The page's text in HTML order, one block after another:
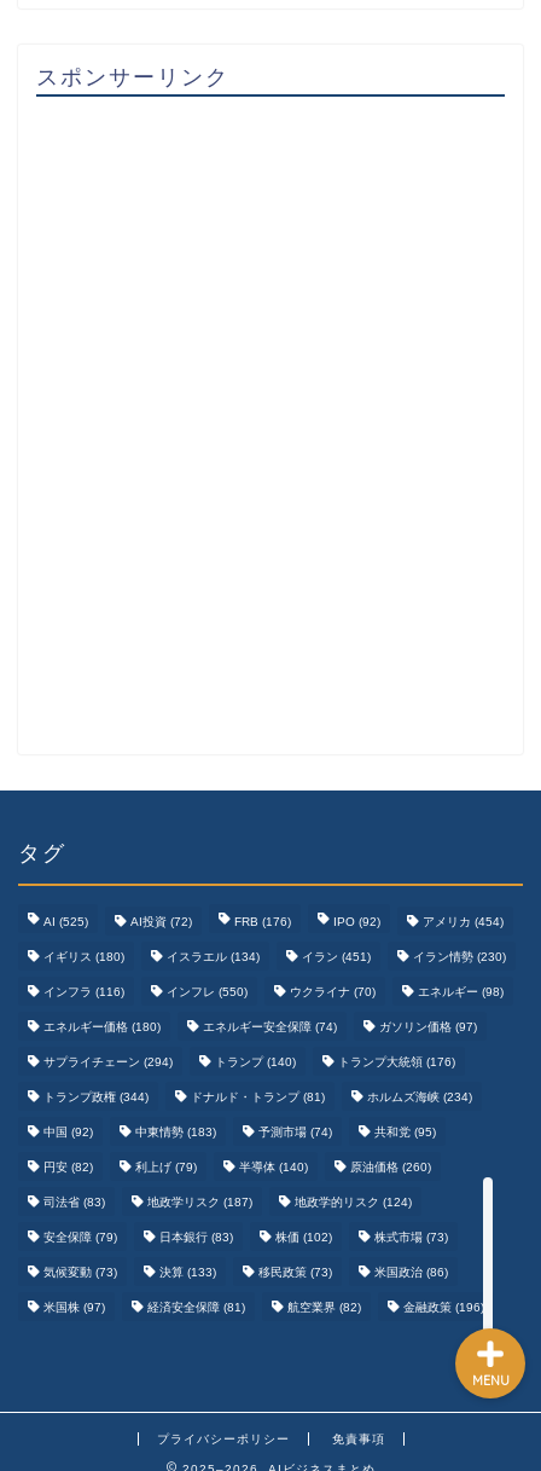
スポンサーリンク
タグ
AI (525) AI投資 (72) FRB (176) IPO (92) アメリカ (454)
イギリス (180) イスラエル (134) イラン (451) イラン情勢 (230)
インフラ (116) インフレ (550) ウクライナ (70) エネルギー (98)
エネルギー価格 (180) エネルギー安全保障 (74) ガソリン価格 (97)
サプライチェーン (294) トランプ(140) トランプ大統領 (176)
トランプ政権 (344) ドナルド・トランプ(81) ホルムズ海峡 (234)
中国 (92) 中東情勢 (183) 予測市場 (74) 共和党 (95)
円安 (82) 利上げ (79) 半導体 (140) 原油価格 (260)
司法省 (83) 地政学リスク (187) 地政学的リスク (124)
安全保障 (79) 日本銀行 (83) 株価 (102) 株式市場 (73)
気候変動 (73) 決算 (133) 移民政策 (73) 米国政治 (86)
米国株 (97) 経済安全保障 (81) 航空業界 (82) 金融政策 (196)
プライバシーポリシー 免責事項
MENU
テクノロジーまとめ